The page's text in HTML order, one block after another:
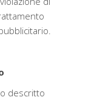
descritto